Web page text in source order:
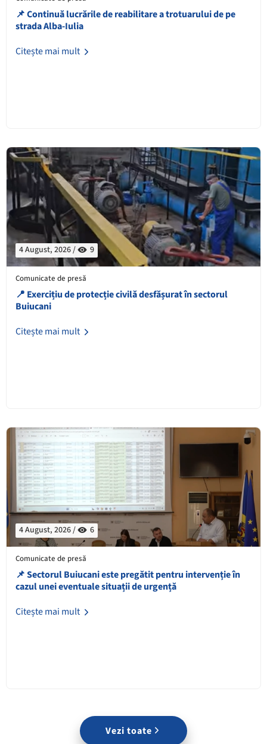
📌 Continuă lucrările de reabilitare a trotuarului de pe
strada Alba-Iulia
Citește mai mult
4 August, 2026 / 9
Comunicate de presă
📍 Exercițiu de protecție civilă desfășurat în sectorul
Buiucani
Citește mai mult
4 August, 2026 / 6
Comunicate de presă
📌 Sectorul Buiucani este pregătit pentru intervenție în
cazul unei eventuale situații de urgență
Citește mai mult
Vezi toate